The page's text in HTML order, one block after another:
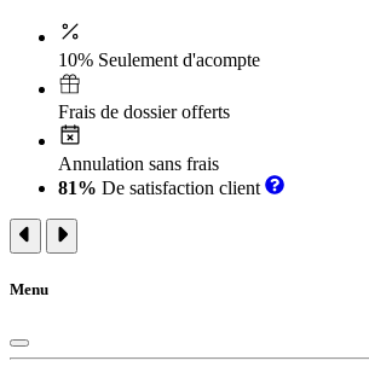
10% Seulement d'acompte
Frais de dossier offerts
Annulation sans frais
81% De satisfaction client
Menu